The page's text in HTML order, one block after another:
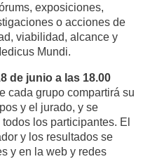
exposiciones,
o acciones de
viabilidad, alcance y
Mundi.
de junio a las 18.00
cada grupo compartirá su
y el jurado, y se
los participantes. El
y los resultados se
y en la web y redes